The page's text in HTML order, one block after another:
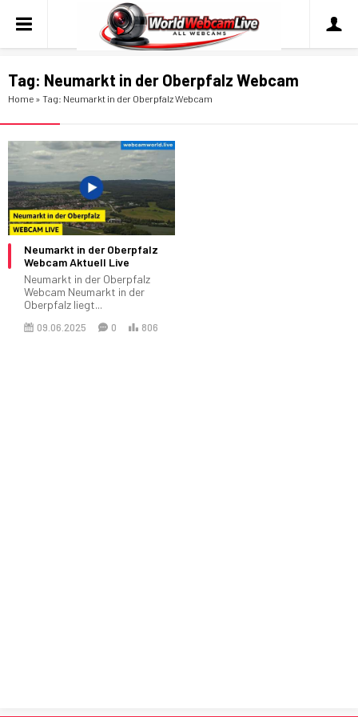
Tag: Neumarkt in der Oberpfalz Webcam
Home » Tag: Neumarkt in der Oberpfalz Webcam
Neumarkt in der Oberpfalz
Webcam Aktuell Live
Neumarkt in der Oberpfalz
Webcam Neumarkt in der
Oberpfalz liegt...
09.06.2025 0 806